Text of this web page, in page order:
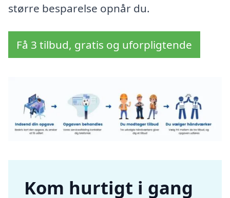
større besparelse opnår du.
Få 3 tilbud, gratis og uforpligtende
Kom hurtigt i gang